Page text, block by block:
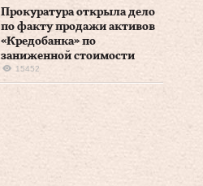
Прокуратура открыла дело
по факту продажи активов
«Кредобанка» по
заниженной стоимости
15452